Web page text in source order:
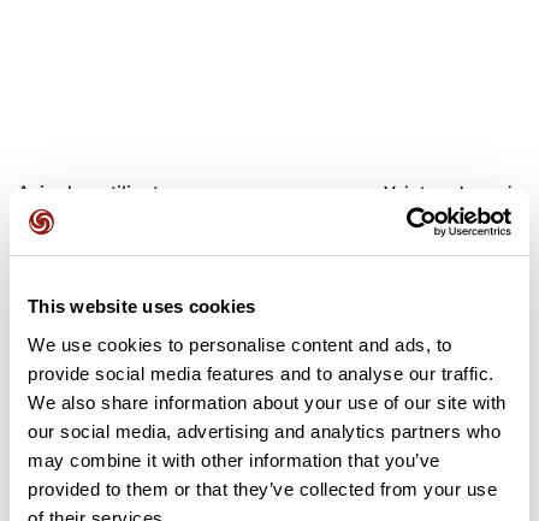
This website uses cookies
We use cookies to personalise content and ads, to
provide social media features and to analyse our traffic.
We also share information about your use of our site with
our social media, advertising and analytics partners who
may combine it with other information that you’ve
provided to them or that they’ve collected from your use
Avis des utilisateurs Voir tous les avis
5,0
sympa
G guillaume62599
sympa
G
Ajouter un avis